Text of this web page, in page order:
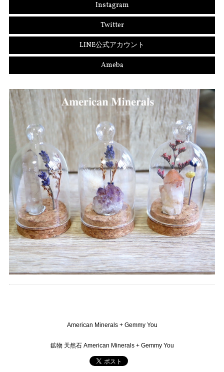
Instagram
Twitter
LINE公式アカウント
Ameba
American Minerals + Gemmy You
鉱物 天然石 American Minerals + Gemmy You